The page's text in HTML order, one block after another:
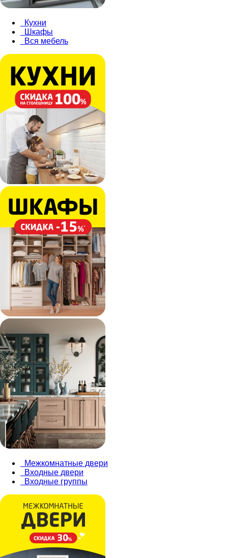
Кухни
Шкафы
Вся мебель
Межкомнатные двери
Входные двери
Входные группы